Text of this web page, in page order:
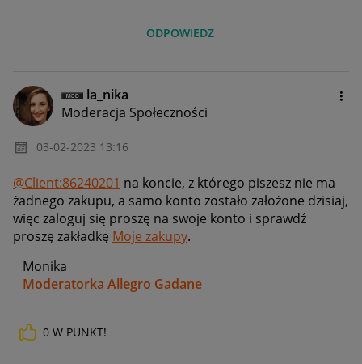
ODPOWIEDZ
la_nika
Moderacja Społeczności
‎03-02-2023 13:16
@Client:86240201 na koncie, z którego piszesz nie ma
żadnego zakupu, a samo konto zostało założone dzisiaj,
więc zaloguj się proszę na swoje konto i sprawdź
proszę zakładkę Moje zakupy.
Monika
Moderatorka Allegro Gadane
0 W PUNKT!